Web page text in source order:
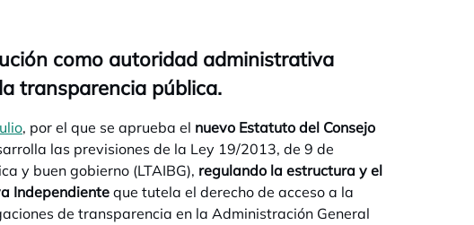
como autoridad administrativa
transparencia pública.
se abre en una pestaña nueva
, por el que se aprueba el nuevo Estatuto del Consejo
las previsiones de la Ley 19/2013, de 9 de
y buen gobierno (LTAIBG), regulando la estructura y el
Independienteque tutela el derecho de acceso a la
de transparencia en la Administración General